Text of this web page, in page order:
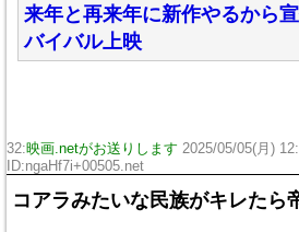
来年と再来年に新作やるから
バイバル上映
32:映画.netがお送りします 2025/05/05(月)
ID:ngaHf7i+00505.net
コアラみたいな民族がキレたら